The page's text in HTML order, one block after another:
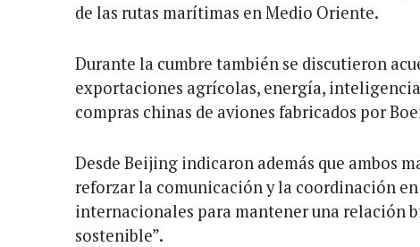
de las rutas marítimas en Medio Oriente.
Durante la cumbre también se discutieron
exportaciones agrícolas, energía,
compras chinas de aviones fabricados por
Desde Beijing indicaron además que ambos
reforzar la comunicación y la coordinación
internacionales para mantener una relación
sostenible”.